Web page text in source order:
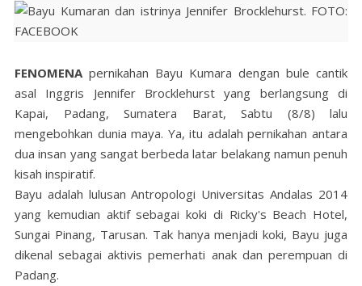
FENOMENApernikahan Bayu Kumara dengan bule cantik
asal Inggris Jennifer Brocklehurst yang berlangsung di
Kapai, Padang, Sumatera Barat, Sabtu (8/8) lalu
mengebohkan dunia maya. Ya, itu adalah pernikahan antara
dua insan yang sangat berbeda latar belakang namun penuh
kisah inspiratif.
Bayu adalah lulusan Antropologi Universitas Andalas 2014
yang kemudian aktif sebagai koki di Ricky's Beach Hotel,
Sungai Pinang, Tarusan. Tak hanya menjadi koki, Bayu juga
dikenal sebagai aktivis pemerhati anak dan perempuan di
Padang.